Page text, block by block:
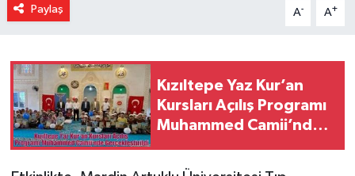
Paylaş A- A+
Kızıltepe Yaz Kur’an
Kursları Açılış Programı
Muhammed Camii’nde